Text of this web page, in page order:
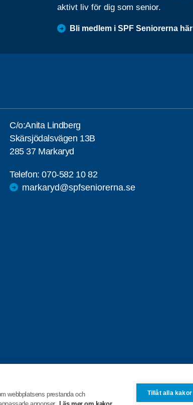
webbplatsens prestanda och
Tillåt alla kakor
aktivt liv för dig som senior.
Bli medlem i SPF Seniorerna här
C/o:Anita Lindberg
Skärsjödalsvägen 13B
285 37 Markaryd
Telefon:070-582 10 82
markaryd@spfseniorerna.se